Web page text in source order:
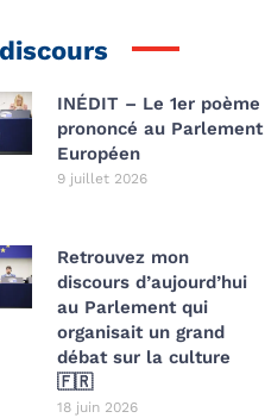
INÉDIT – Le 1er poème
prononcé au Parlement
Européen
9 juillet 2026
Retrouvez mon
discours d’aujourd’hui
au Parlement qui
organisait un grand
débat sur la culture
🇫🇷
18 juin 2026